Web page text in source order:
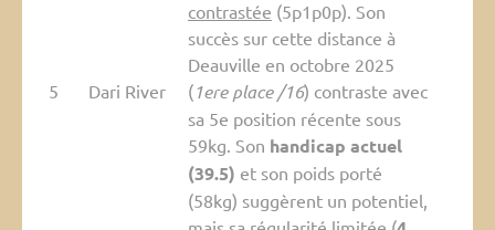
5 Dari River
contrastée (5p1p0p). Son
succès sur cette distance à
Deauville en octobre 2025
(1ere place /16) contraste avec
sa 5e position récente sous
59kg. Son handicap actuel
(39.5) et son poids porté
(58kg) suggèrent un potentiel,